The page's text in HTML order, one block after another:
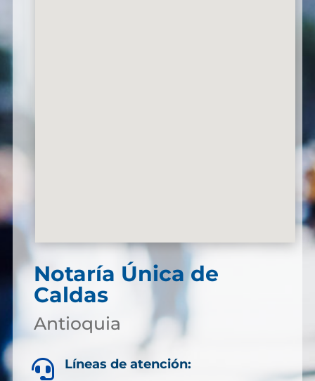
Notaría Única de
Caldas
Antioquia
 Líneas de atención: